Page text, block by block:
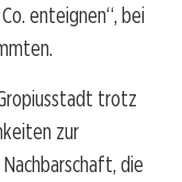
enteignen“, bei
trotz
zur
die